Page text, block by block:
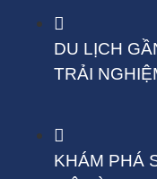
DU LỊCH
TRẢI
KHÁM PHÁ